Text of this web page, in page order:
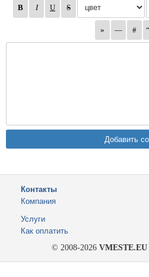
Контакты
Компания
Услуги
Как оплатить
© 2008-2026 VMESTE.EU